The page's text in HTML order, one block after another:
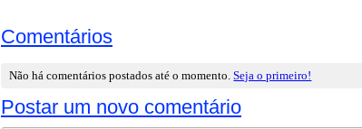
Comentários
Não há comentários postados até o momento.Seja o primeiro!
Postar um novo comentário